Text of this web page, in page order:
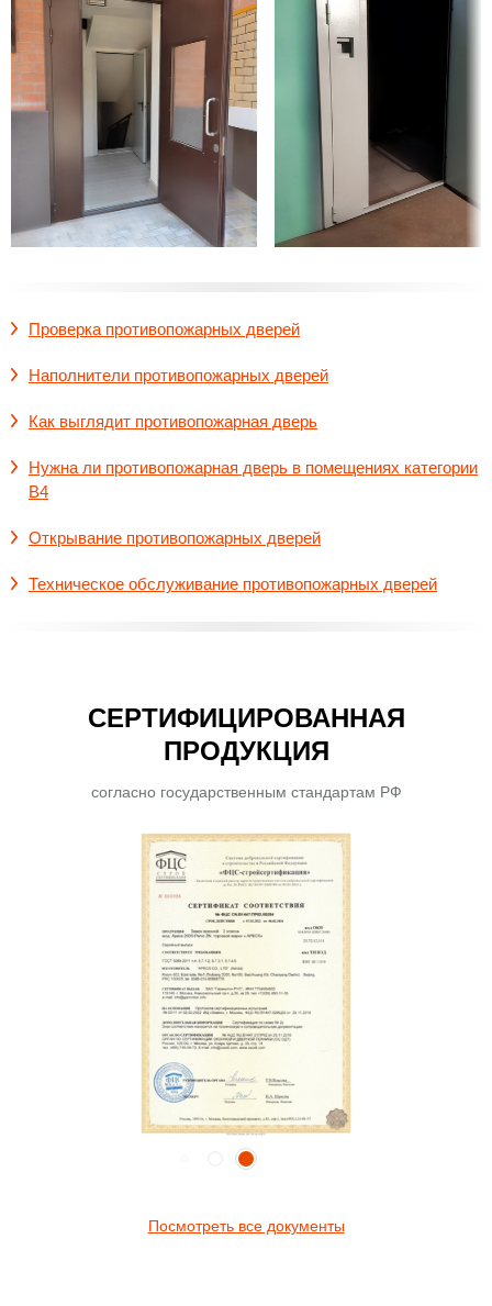
Проверка противопожарных дверей
Наполнители противопожарных дверей
Как выглядит противопожарная дверь
Нужна ли противопожарная дверь в помещениях категории
В4
Открывание противопожарных дверей
Техническое обслуживание противопожарных дверей
СЕРТИФИЦИРОВАННАЯ
ПРОДУКЦИЯ
согласно государственным стандартам РФ
Посмотреть все документы